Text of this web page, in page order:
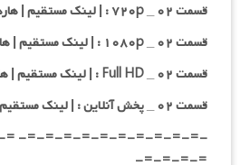
قسمت ۰۲ _ ۷۲۰p : | لینک مستقیم | هاردساب فارسی
قسمت ۰۲ _ ۱۰۸۰p : | لینک مستقیم | هاردساب فارسی
قسمت ۰۲ _ Full HD : | لینک مستقیم | هاردساب فارسی
قسمت ۰۲ _ پخش آنلاین : | لینک مستقیم | هاردساب فارسی
=-=- =-=-=-=-=-=-=-=-
=-=-=-=-